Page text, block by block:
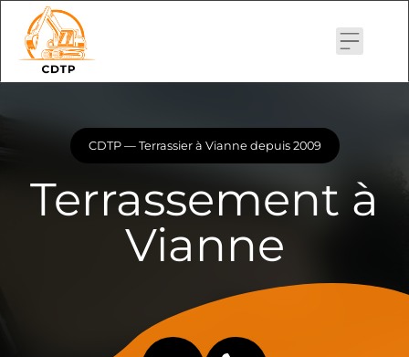
content
CDTP — Terrassier à Vianne depuis 2009
Terrassement à
Vianne